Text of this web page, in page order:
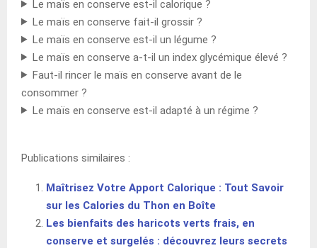
Le maïs en conserve est-il calorique ?
Le maïs en conserve fait-il grossir ?
Le maïs en conserve est-il un légume ?
Le maïs en conserve a-t-il un index glycémique élevé ?
Faut-il rincer le maïs en conserve avant de le
consommer ?
Le maïs en conserve est-il adapté à un régime ?
Publications similaires :
Maîtrisez Votre Apport Calorique : Tout Savoir
sur les Calories du Thon en Boîte
Les bienfaits des haricots verts frais, en
conserve et surgelés : découvrez leurs secrets